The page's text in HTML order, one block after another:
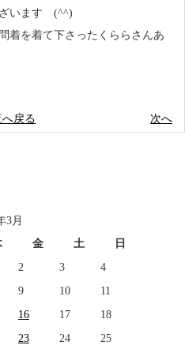
ざいます (^^)
着を着て下さったくららさんあ
戻る 次へ
3月
金 土
日
2 3
4
9 10
11
16 17
18
23 24
25